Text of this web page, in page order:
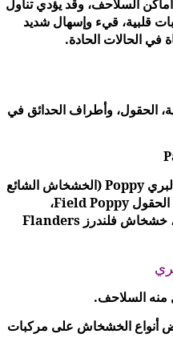
السلاحف، وقد يؤدي تناول
قلبية، قيء وإسهال شديد
الحالات الحادة.
الحقول، وأطراف الحدائق في
- الأسماء الشائعة: الخشخاش البري Poppy (الخشخاش الشائع
Common Poppy، خشخاش الحقول Field Poppy،
خشخاش الذرة Corn Poppy، خشخاش فلندرز Flanders
السلاحف.
أنواع الخشخاش على مركبات